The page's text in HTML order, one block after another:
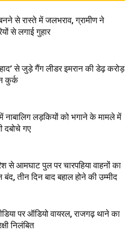
से रास्ते में जलभराव, ग्रामीण ने
से लगाई गुहार
से जुड़े गैंग लीडर इमरान की डेढ़ करोड़
कुर्क
में नाबालिग लड़कियों को भगाने के मामले में
दबोचे गए
से आमघाट पुल पर चारपहिया वाहनों का
तीन दिन बाद बहाल होने की उम्मीद
पर ऑडियो वायरल, राजगढ़ थाने का
निलंबित